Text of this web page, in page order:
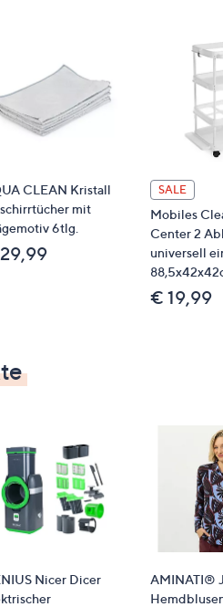
gewirkt
°CCLEAN Kristall
mit
6tlg.
SALE
Mobiles
Center 2
universell
€ 19,99
Nicer Dicer
AMINATI®